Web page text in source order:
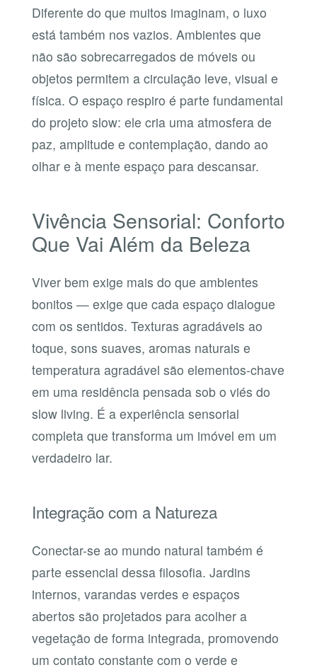
Diferente do que muitos imaginam, o luxo
está também nos vazios. Ambientes que
não são sobrecarregados de móveis ou
objetos permitem a circulação leve, visual e
física. O espaço respiro é parte fundamental
do projeto slow: ele cria uma atmosfera de
paz, amplitude e contemplação, dando ao
olhar e à mente espaço para descansar.
Vivência Sensorial: Conforto
Que Vai Além da Beleza
Viver bem exige mais do que ambientes
bonitos — exige que cada espaço dialogue
com os sentidos. Texturas agradáveis ao
toque, sons suaves, aromas naturais e
temperatura agradável são elementos-chave
em uma residência pensada sob o viés do
slow living. É a experiência sensorial
completa que transforma um imóvel em um
verdadeiro lar.
Integração com a Natureza
Conectar-se ao mundo natural também é
parte essencial dessa filosofia. Jardins
internos, varandas verdes e espaços
abertos são projetados para acolher a
vegetação de forma integrada, promovendo
um contato constante com o verde e